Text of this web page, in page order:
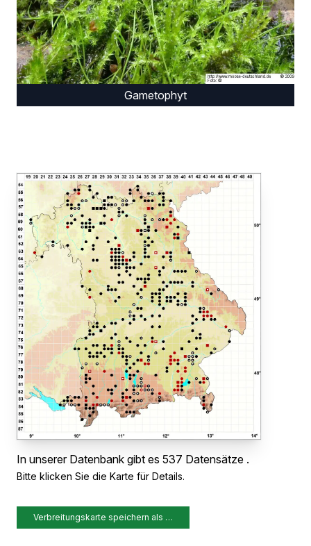
Gametophyt
In unserer Datenbank gibt es 537 Datensätze .
Bitte klicken Sie die Karte für Details.
Verbreitungskarte speichern als …